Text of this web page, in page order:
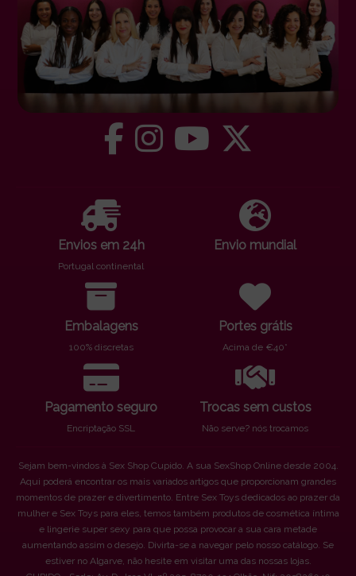
Envios em 24h
Portugal continental
Envio mundial
Embalagens
100% discretas
Portes grátis
Acima de €40*
Pagamento seguro
Encriptação SSL
Trocas sem custos
Não serve? nós trocamos
Sejam bem-vindos à Sex Shop Cupido. A sua SexShop Online desde 2004.
Aqui poderá encontrar os mais variados artigos que proporcionam grandes
momentos de prazer e divertimento. Entre Sex Toys dedicados ao prazer da
mulher e Sex Toys para eles, temos também produtos de cosmética íntima
e lingerie super sexy para que possa provocar a sua cara metade
aumentando assim o desejo. Divirta-se a navegar pelo nosso catálogo. Se
estiver no Algarve, não hesite em visitar uma das nossas lojas.